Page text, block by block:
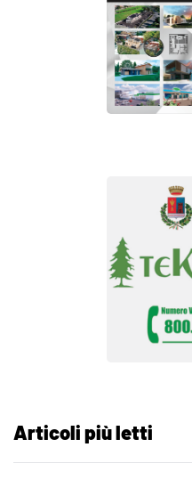
Articoli più letti